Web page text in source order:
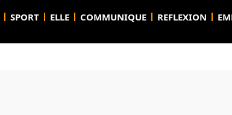
SPORT ELLE COMMUNIQUE REFLEXION